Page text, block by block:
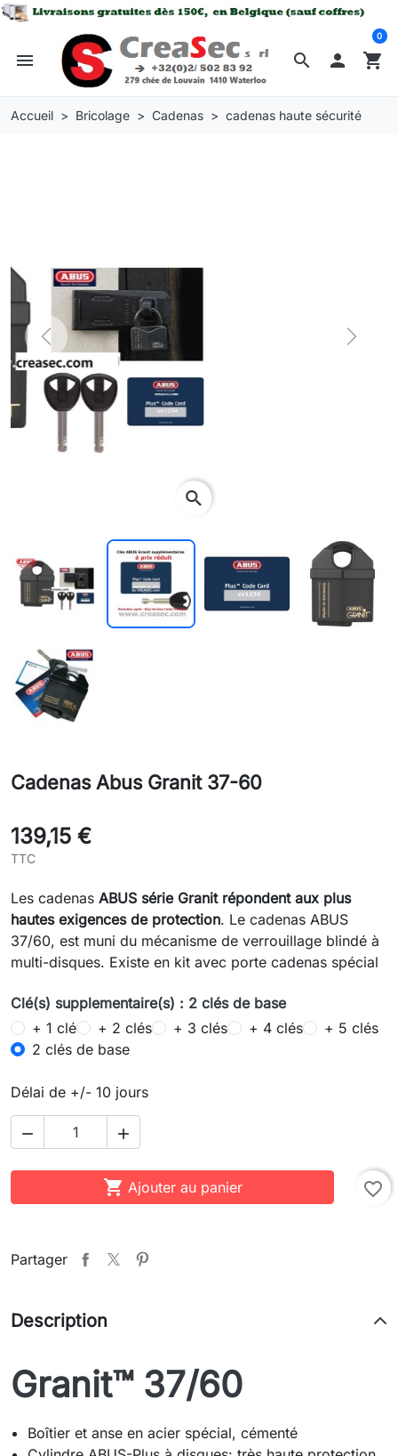
search
menu  shopping_cart
0
Accueil Bricolage Cadenas cadenas haute sécurité
Previous Next
Cadenas Abus Granit 37-60
139,15 €
TTC
Les cadenas ABUS série Granit répondent aux plus
hautes exigences de protection. Le cadenas ABUS
37/60, est muni du mécanisme de verrouillage blindé à
multi-disques. Existe en kit avec porte cadenas spécial
Clé(s) supplementaire(s) : 2 clés de base
+ 1 clé
+ 2 clés + 3 clés + 4 clés
+ 5 clés
2 clés de base
Délai de +/- 10 jours
 
 Ajouter au panier favorite_border
Partager
Description
Granit™ 37/60
Boîtier et anse en acier spécial, cémenté